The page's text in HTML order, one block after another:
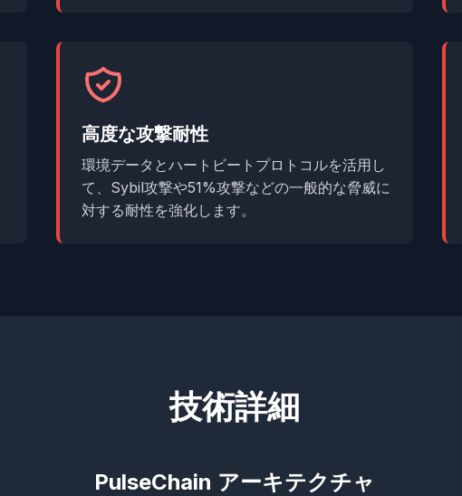
高度な攻撃耐性
環境データとハートビートプロトコルを活用し
て、Sybil攻撃や51%攻撃などの一般的な脅威に
対する耐性を強化します。
技術詳細
PulseChain アーキテクチャ